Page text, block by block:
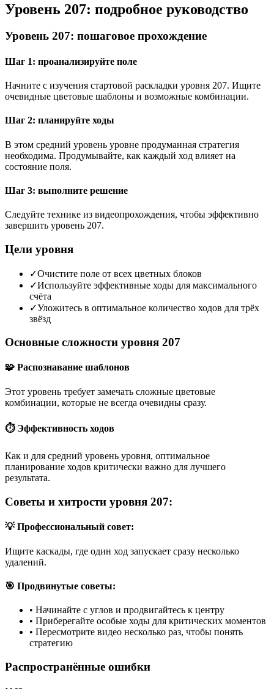
Уровень 207: подробное руководство
Уровень 207: пошаговое прохождение
Шаг 1: проанализируйте поле
Начните с изучения стартовой раскладки уровня 207. Ищите
очевидные цветовые шаблоны и возможные комбинации.
Шаг 2: планируйте ходы
В этом средний уровень уровне продуманная стратегия
необходима. Продумывайте, как каждый ход влияет на
состояние поля.
Шаг 3: выполните решение
Следуйте технике из видеопрохождения, чтобы эффективно
завершить уровень 207.
Цели уровня
✓Очистите поле от всех цветных блоков
✓Используйте эффективные ходы для максимального
счёта
✓Уложитесь в оптимальное количество ходов для трёх
звёзд
Основные сложности уровня 207
🧩 Распознавание шаблонов
Этот уровень требует замечать сложные цветовые
комбинации, которые не всегда очевидны сразу.
⏱️ Эффективность ходов
Как и для средний уровень уровня, оптимальное
планирование ходов критически важно для лучшего
результата.
Советы и хитрости уровня 207:
💡 Профессиональный совет:
Ищите каскады, где один ход запускает сразу несколько
удалений.
🎯 Продвинутые советы:
• Начинайте с углов и продвигайтесь к центру
• Приберегайте особые ходы для критических моментов
• Пересмотрите видео несколько раз, чтобы понять
стратегию
Распространённые ошибки